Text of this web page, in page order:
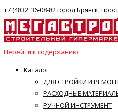
+7 (4832) 36-08-82 город Брянск,
Перейти к содержанию
Каталог
ДЛЯ СТРОЙКИ И
РАСХОДНЫЕ
РУЧНОЙ ИНСТРУМЕНТ